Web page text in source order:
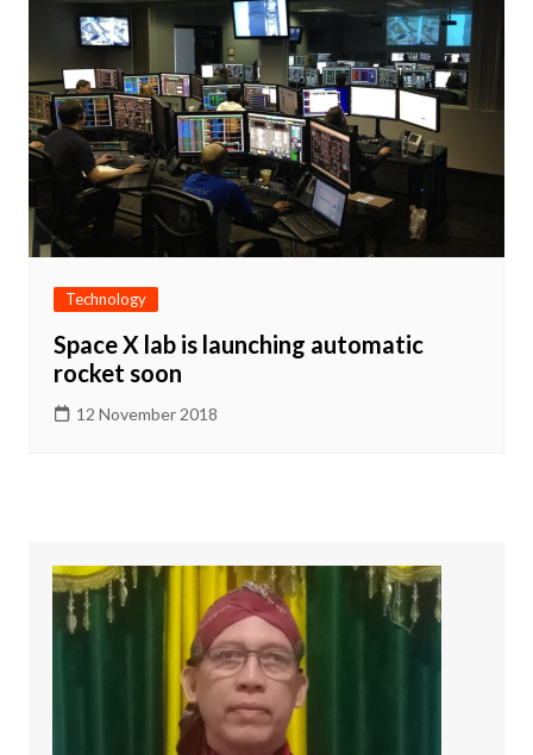
Technology
Space X lab is launching automatic
rocket soon
12 November 2018